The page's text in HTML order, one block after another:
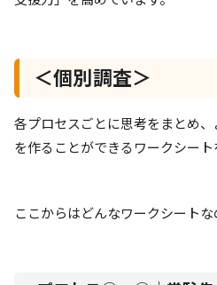
＜個別調査＞
各プロセスごとに思考をまとめ
を作ることができるワークシート
ここからはどんなワークシートな